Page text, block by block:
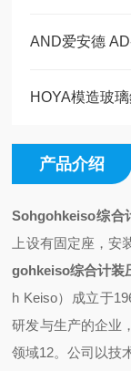
HOYA模造玻
产品介绍
Sohgohkeiso综合
上设有固定座，安
gohkeiso综合计装
h Keiso）成立于
研发与生产的企业
领域12。公司以技